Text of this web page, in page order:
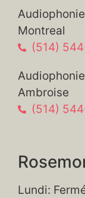
Montreal
(514)
Ambroise
(514)
Lundi: